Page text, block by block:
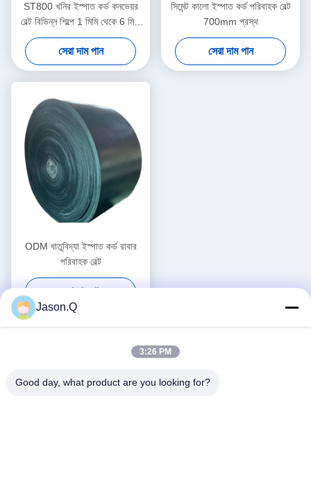
ST800 খনির ইস্পাত কর্ড কনভেয়র
বেল্ট বিভিন্ন শিল্পে 1 মিমি থেকে 6 মিমি
পুরু উপাদান হ্যান্ডলিং
সেরা দাম পান
সিমেন্ট কালো ইস্পাত কর্ড পরিবাহক বেল্ট
700mm প্রস্থ
সেরা দাম পান
ODM ধাতুবিদ্যা ইস্পাত কর্ড রাবার
পরিবাহক বেল্ট
সেরা দাম পান
Jason.Q
3:26 PM
Good day, what product are you looking for?